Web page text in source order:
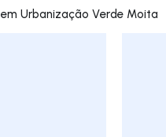
0 terrenos para arrendar em Urbanização Verde Moita